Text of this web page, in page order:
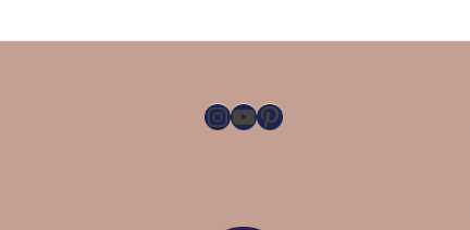
Instagram
YouTube
Pinterest